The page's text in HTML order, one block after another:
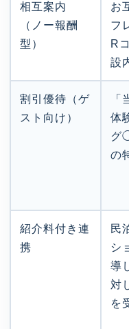
相互案内
（ノー報酬
型）
お
フ
R
設
割引優待（ゲ
スト向け）
「
体
グ
の
紹介料付き連
携
民
シ
導
対
を